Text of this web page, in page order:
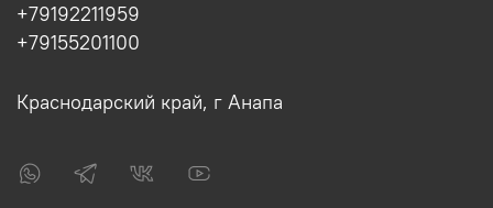
+79192211959
+79155201100
Краснодарский край, г Анапа